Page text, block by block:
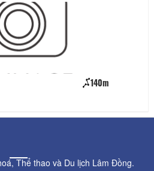
140m
Thể thao và Du lịch Lâm Đồng.